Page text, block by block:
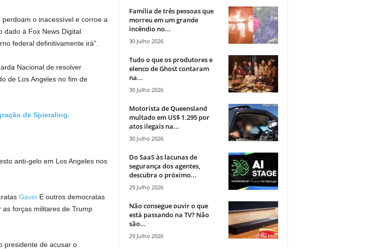
o inacessível e corroe a
à Fox News Digital.
federal definitivamente irá”.
Nacional de resolver
de Los Angeles no fim de
de Spieraling.
anti-gelo em Los Angeles nos
Gavin E outros democratas
forças militares de Trump
presidente de acusar o
Família de três pessoas que
morreu em um grande
incêndio no...
30 Julho 2026
Tudo o que os produtores e
elenco de Ghost contaram
na...
30 Julho 2026
Motorista de Queensland
multado em US$ 1.295 por
atos ilegais na...
30 Julho 2026
Do SaaS às lacunas de
segurança dos agentes,
descubra o próximo...
29 Julho 2026
Não consegue ouvir o que
está passando na TV? Não
são...
29 Julho 2026